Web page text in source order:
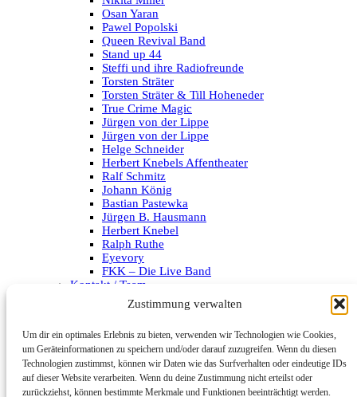
Zustimmung verwalten
Um dir ein optimales Erlebnis zu bieten, verwenden wir Technologien wie Cookies,
um Geräteinformationen zu speichern und/oder darauf zuzugreifen. Wenn du diesen
Technologien zustimmst, können wir Daten wie das Surfverhalten oder eindeutige IDs
auf dieser Website verarbeiten. Wenn du deine Zustimmung nicht erteilst oder
zurückziehst, können bestimmte Merkmale und Funktionen beeinträchtigt werden.
Osan Yaran
Pawel Popolski
Queen Revival Band
Stand up 44
Steffi und ihre Radiofreunde
Torsten Sträter
Torsten Sträter & Till Hoheneder
True Crime Magic
Jürgen von der Lippe
Jürgen von der Lippe
Helge Schneider
Herbert Knebels Affentheater
Ralf Schmitz
Johann König
Bastian Pastewka
Jürgen B. Hausmann
Herbert Knebel
Ralph Ruthe
Eyevory
FKK – Die Live Band
Kontakt / Team
Datenschutzerklärung
Archiv
Kategorien